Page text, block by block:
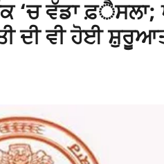
‘ਚ ਵੱਡਾ ਫ਼ੈਸਲਾ;
ਦੀ ਵੀ ਹੋਈ